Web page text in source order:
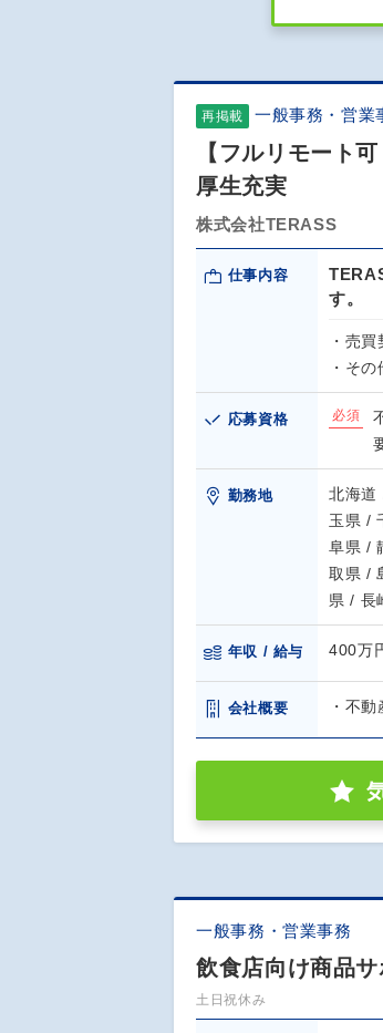
再掲載 一般事務・営業
【フルリモート
厚生充実
株式会社TERASS
仕事内容
す。
・売
・そ
応募資格 必須
勤務地
北海道
玉県 /
阜県 /
取県 /
県 / 長
年収 / 給与 400万
会社概要 ・不
一般事務・営業事務
飲食店向け商品
土日祝休み